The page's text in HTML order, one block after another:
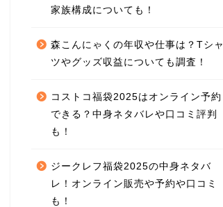
家族構成についても！
森こんにゃくの年収や仕事は？Tシャ
ツやグッズ収益についても調査！
コストコ福袋2025はオンライン予約
できる？中身ネタバレや口コミ評判
も！
ジークレフ福袋2025の中身ネタバ
レ！オンライン販売や予約や口コミ
も！